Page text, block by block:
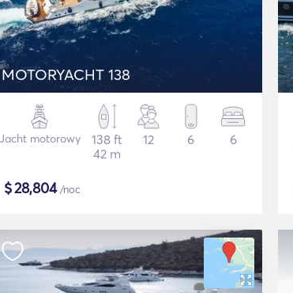
MOTORYACHT 138
Jacht motorowy
138 ft
42 m
12 6 6
$28,804/noc